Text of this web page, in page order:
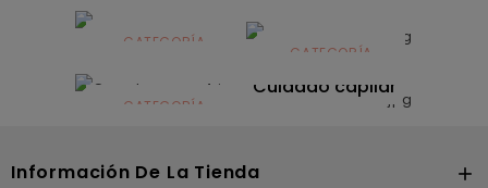
Alimentación
infantilCATEGORÍA
Dermocosmética
CATEGORÍA
Solares
CATEGORÍA
Cuidado capilar
Información De La Tienda 